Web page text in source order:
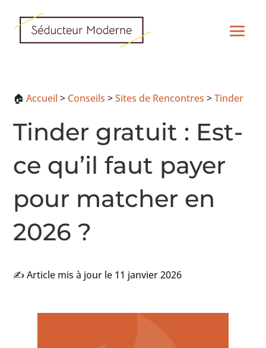
🏠Accueil > Conseils >Sites de Rencontres >Tinder
Tinder gratuit : Est-
ce qu’il faut payer
pour matcher en
2026 ?
✍️ Article mis à jour le 11 janvier 2026